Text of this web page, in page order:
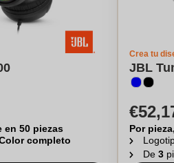
en 50 piezas
completo
Crea tu
JBL
Por
De 3